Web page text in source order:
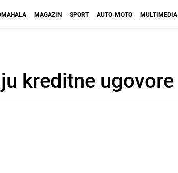
MAGAZIN SPORT AUTO-MOTO MULTIMEDIA
kreditne ugovore